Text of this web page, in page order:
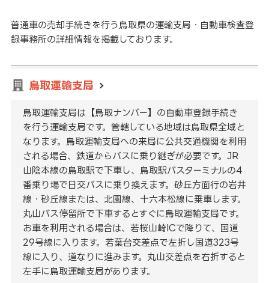
普通車の売却手続きを行う鳥取県の運輸支局・自動車検査登
録事務所の詳細情報を掲載しております。
鳥取運輸支局
鳥取運輸支局は【鳥取ナンバー】の自動車登録手続き
を行う運輸支局です。管轄している地域は鳥取県全域と
なります。鳥取運輸支局への来局に公共交通機関を利用
される場合、鉄道からバスに乗り継ぎが必要です。JR
山陰本線の鳥取駅で下車し、鳥取駅バスターミナルの4
番乗り場で日交バスに乗り換えます。砂丘方面行の岩井
線・砂丘線または、北園線、十六本松線に乗車します。
丸山バス停留所で下車するとすぐに鳥取運輸支局です。
お車を利用される場合は、若桜山崎ICで降りて、国道
29号線に入ります。若葉台交差点で左折し国道323号
線に入り、道なりに進みます。丸山交差点を右折すると
左手に鳥取運輸支局があります。